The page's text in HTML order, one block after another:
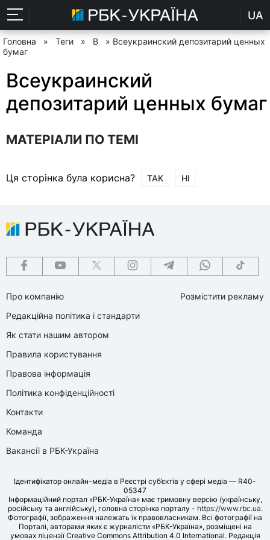
UA
Головна » Теги » В
» Всеукраинский депозитарий ценных
бумаг
Всеукраинский
депозитарий ценных бумаг
МАТЕРІАЛИ ПО ТЕМІ
Ця сторінка була корисна? ТАК НІ
Про компанію
Редакційна політика і стандарти
Як стати нашим автором
Правила користування
Правова інформація
Політика конфіденційності
Контакти
Команда
Вакансії в РБК-Україна
Розмістити рекламу
Ідентифікатор онлайн-медіа в Реєстрі суб’єктів у сфері медіа — R40-
05347
Інформаційний портал «РБК-Україна» має тримовну версію (українську,
російську та англійську), головна сторінка порталу - https://www.rbc.ua.
Фотографії, зображення належать їх правовласникам. Всі фотографії на
Порталі, авторами яких є журналісти «РБК-Україна», розміщені на
умовах ліцензії Creative Commons Attribution 4.0 International. Редакція